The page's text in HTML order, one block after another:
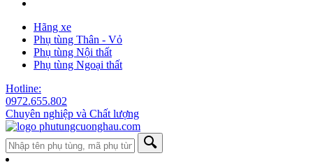
Hãng xe
Phụ tùng Thân - Vỏ
Phụ tùng Nội thất
Phụ tùng Ngoại thất
Hotline:
0972.655.802
Chuyên nghiệp và Chất lượng